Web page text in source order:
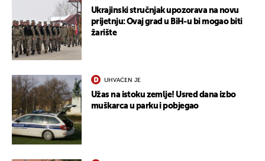
Ukrajinski stručnjak upozorava na novu
prijetnju: Ovaj grad u BiH-u bi mogao biti
žarište
UHVAĆEN JE
Užas na istoku zemlje! Usred dana izbo
muškarca u parku i pobjegao